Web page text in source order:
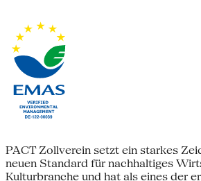
PACT Zollverein setzt ein starkes
neuen Standard für nachhaltiges
Kulturbranche und hat als eines der